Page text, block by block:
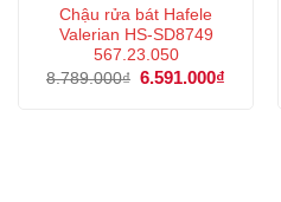
Chậu rửa bát Hafele
Valerian HS-SD8749
567.23.050
8.789.000₫ Giá
6.591.000₫